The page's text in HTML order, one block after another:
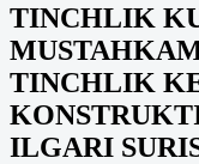
TINCHLIK
TINCHLIK
ILGARI